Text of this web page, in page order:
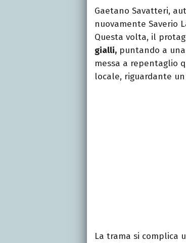
Gaetano Savatteri,
nuovamente Saverio
Questa volta, il
gialli, puntando a
messa a repentaglio
locale, riguardante
La trama si complica